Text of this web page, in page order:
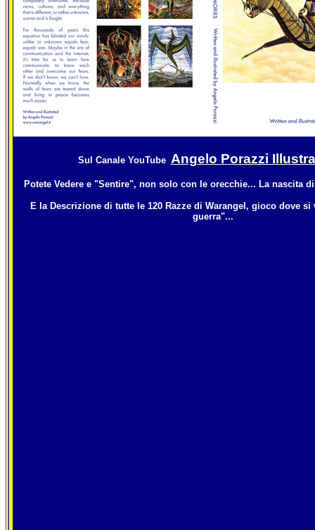
Sul Canale YouTube Angelo Porazzi
Potete Vedere e "Sentire", non solo con le orecchie... La nascita
E la Descrizione di tutte le 120 Razze di Warangel, gioco dove
guerra"...